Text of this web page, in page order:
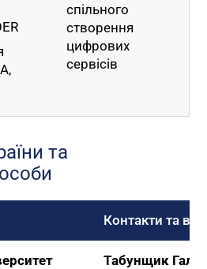
спільного
створення
цифрових
сервісів
та
Контакти та
Табунщик